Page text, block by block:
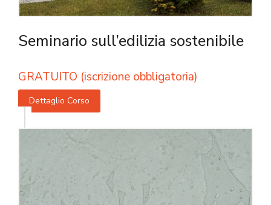
Seminario sull’edilizia sostenibile
GRATUITO (iscrizione obbligatoria)
Dettaglio Corso